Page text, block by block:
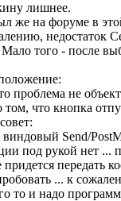
лишнее.
же на форуме в
недостаток
Мало того - после
проблема не
том, что кнопка
Send/
под рукой нет ...
придется передать
... к
то и надо